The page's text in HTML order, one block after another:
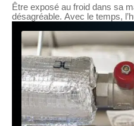
Être exposé au froid dans sa
désagréable. Avec le temps,